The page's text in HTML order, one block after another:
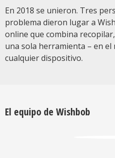
En 2018 se unieron. Tres
problema dieron lugar a
online que combina
una sola herramienta – en el
cualquier dispositivo.
El equipo de Wishbob